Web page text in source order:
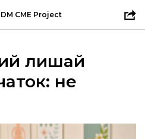
CME Project
лишай
не